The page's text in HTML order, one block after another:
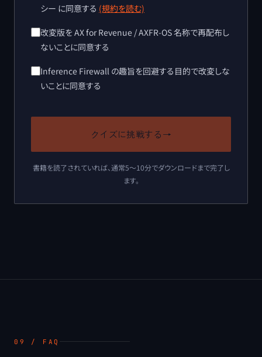
シー に同意する (規約を読む)
改変版を AX for Revenue / AXFR-OS 名称で再配布し
ないことに同意する
Inference Firewall の趣旨を回避する目的で改変しな
いことに同意する
クイズに挑戦する→
書籍を読了されていれば、通常5〜10分でダウンロードまで完了し
ます。
09 / FAQ